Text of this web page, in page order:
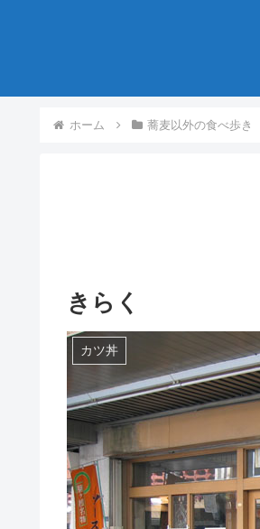
ホーム 蕎麦以外の食べ歩き
きらく
カツ丼